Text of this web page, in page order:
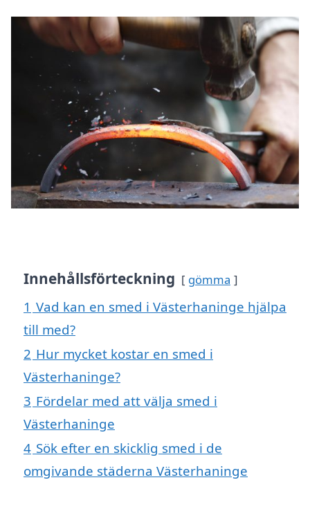
Innehållsförteckning gömma
1 Vad kan en smed i Västerhaninge hjälpa
till med?
2 Hur mycket kostar en smed i
Västerhaninge?
3 Fördelar med att välja smed i
Västerhaninge
4 Sök efter en skicklig smed i de
omgivande städerna Västerhaninge